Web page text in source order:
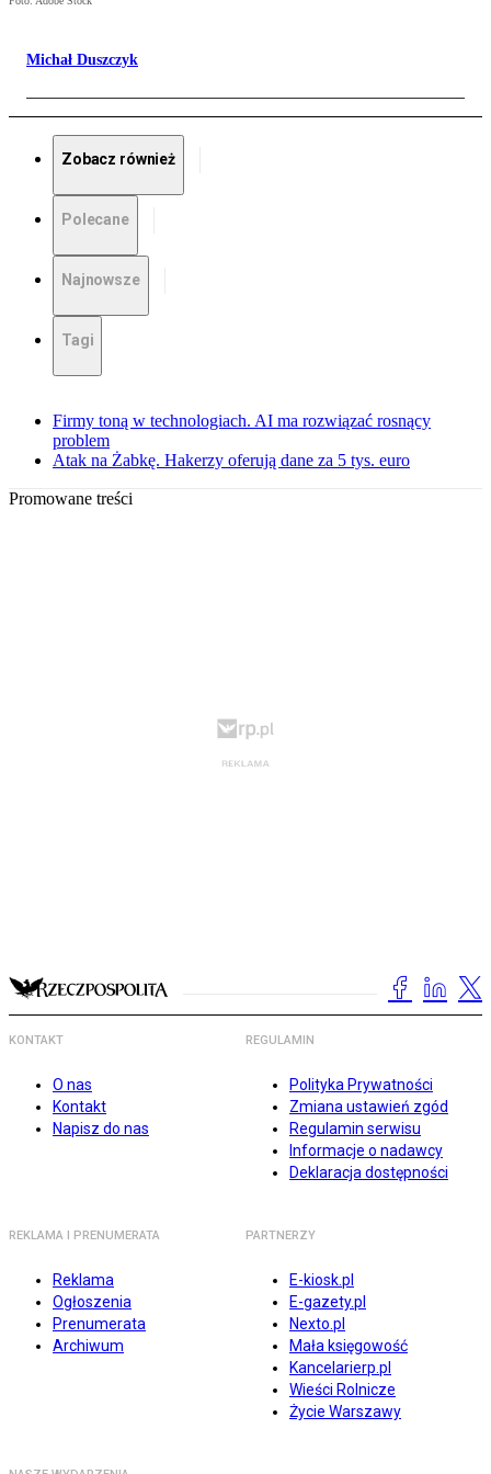
Michał Duszczyk
Zobacz również
Polecane
Najnowsze
Tagi
Firmy toną w technologiach. AI ma rozwiązać rosnący
problem
Atak na Żabkę. Hakerzy oferują dane za 5 tys. euro
Promowane treści
KONTAKT
O nas
Kontakt
Napisz do nas
REGULAMIN
Polityka Prywatności
Zmiana ustawień zgód
Regulamin serwisu
Informacje o nadawcy
Deklaracja dostępności
REKLAMA I PRENUMERATA
Reklama
Ogłoszenia
Prenumerata
Archiwum
PARTNERZY
E-kiosk.pl
E-gazety.pl
Nexto.pl
Mała księgowość
Kancelarierp.pl
Wieści Rolnicze
Życie Warszawy